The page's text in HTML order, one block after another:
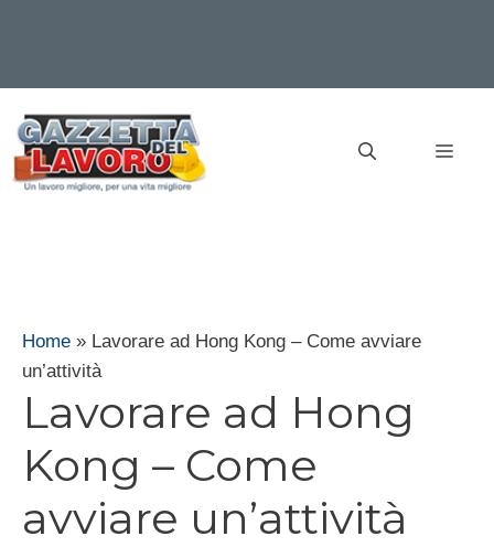
contenuto
Home » Lavorare ad Hong Kong – Come avviare
un’attività
Lavorare ad Hong
Kong – Come
avviare un’attività